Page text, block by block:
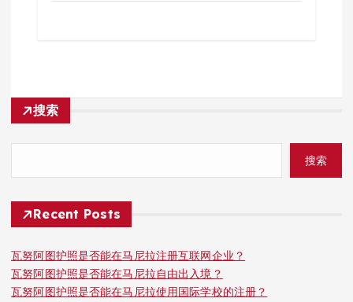
搜索
搜索
Recent Posts
瓦努阿图护照是否能在马尼拉注册互联网企业？
瓦努阿图护照是否能在马尼拉自由出入境？
瓦努阿图护照是否能在马尼拉使用国际学校的注册？